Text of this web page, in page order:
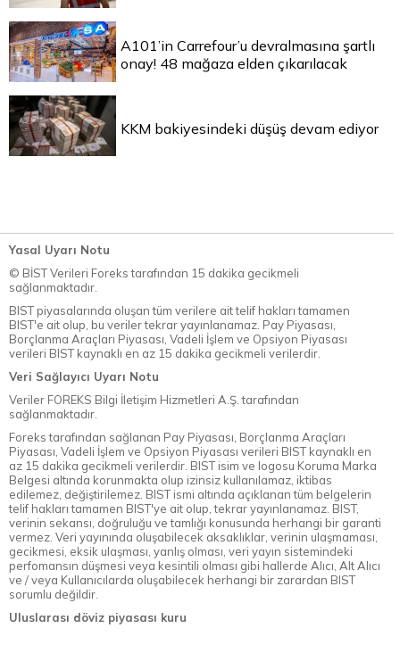
A101’in Carrefour’u devralmasına şartlı
onay! 48 mağaza elden çıkarılacak
KKM bakiyesindeki düşüş devam ediyor
Yasal Uyarı Notu
© BİST Verileri Foreks tarafından 15 dakika gecikmeli
sağlanmaktadır.
BIST piyasalarında oluşan tüm verilere ait telif hakları tamamen
BIST'e ait olup, bu veriler tekrar yayınlanamaz. Pay Piyasası,
Borçlanma Araçları Piyasası, Vadeli İşlem ve Opsiyon Piyasası
verileri BIST kaynaklı en az 15 dakika gecikmeli verilerdir.
Veri Sağlayıcı Uyarı Notu
Veriler FOREKS Bilgi İletişim Hizmetleri A.Ş. tarafından
sağlanmaktadır.
Foreks tarafından sağlanan Pay Piyasası, Borçlanma Araçları
Piyasası, Vadeli İşlem ve Opsiyon Piyasası verileri BIST kaynaklı en
az 15 dakika gecikmeli verilerdir. BIST isim ve logosu Koruma Marka
Belgesi altında korunmakta olup izinsiz kullanılamaz, iktibas
edilemez, değiştirilemez. BIST ismi altında açıklanan tüm belgelerin
telif hakları tamamen BIST'ye ait olup, tekrar yayınlanamaz. BIST,
verinin sekansı, doğruluğu ve tamlığı konusunda herhangi bir garanti
vermez. Veri yayınında oluşabilecek aksaklıklar, verinin ulaşmaması,
gecikmesi, eksik ulaşması, yanlış olması, veri yayın sistemindeki
perfomansın düşmesi veya kesintili olması gibi hallerde Alıcı, Alt Alıcı
ve / veya Kullanıcılarda oluşabilecek herhangi bir zarardan BIST
sorumlu değildir.
Uluslarası döviz piyasası kuru